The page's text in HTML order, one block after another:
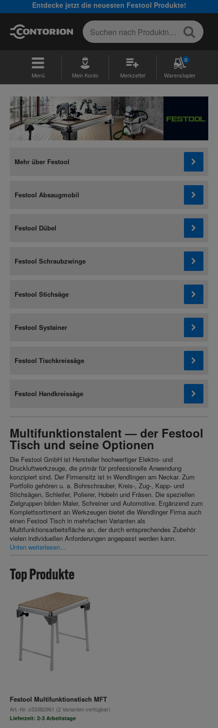
Entdecke jetzt die neuesten Festool Produkte!
Menü Mein Konto Merkzettel
0
Warenstapler
Mehr über Festool
Festool Absaugmobil
Festool Dübel
Festool Schraubzwinge
Festool Stichsäge
Festool Systainer
Festool Tischkreissäge
Festool Handkreissäge
Multifunktionstalent — der Festool
Tisch und seine Optionen
Die Festool GmbH ist Hersteller hochwertiger Elektro- und
Druckluftwerkzeuge, die primär für professionelle Anwendung
konzipiert sind. Der Firmensitz ist in Wendlingen am Neckar. Zum
Portfolio gehören u. a. Bohrschrauber, Kreis-, Zug-, Kapp- und
Stichsägen, Schleifer, Polierer, Hobeln und Fräsen. Die speziellen
Zielgruppen bilden Maler, Schreiner und Automotive. Ergänzend zum
Komplettsortiment an Werkzeugen bietet die Wendlinger Firma auch
einen Festool Tisch in mehrfachen Varianten als
Multifunktionsarbeitsfläche an, der durch entsprechendes Zubehör
vielen individuellen Anforderungen angepasst werden kann.
Unten weiterlesen...
Top Produkte
Festool Multifunktionstisch MFT
Art.-Nr. c53382961 (2 Varianten verfügbar)
Lieferzeit: 2-3 Arbeitstage